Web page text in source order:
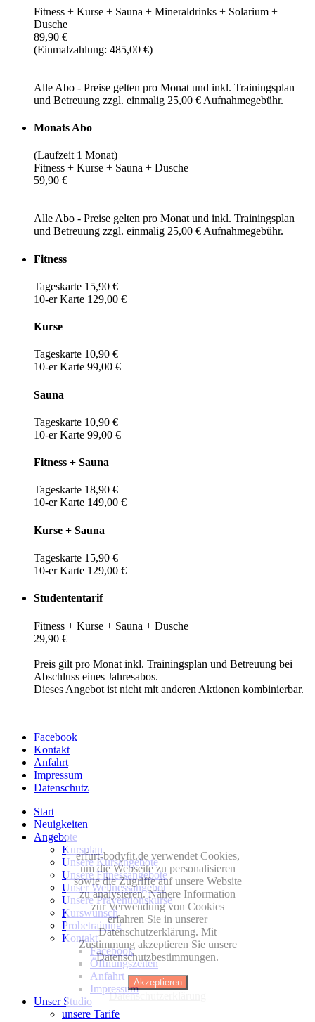
Fitness + Kurse + Sauna + Mineraldrinks + Solarium +
Dusche
89,90 €
(Einmalzahlung: 485,00 €)
Alle Abo - Preise gelten pro Monat und inkl. Trainingsplan
und Betreuung zzgl. einmalig 25,00 € Aufnahmegebühr.
Monats Abo
(Laufzeit 1 Monat)
Fitness + Kurse + Sauna + Dusche
59,90 €
Alle Abo - Preise gelten pro Monat und inkl. Trainingsplan
und Betreuung zzgl. einmalig 25,00 € Aufnahmegebühr.
Fitness
Tageskarte 15,90 €
10-er Karte 129,00 €
Kurse
Tageskarte 10,90 €
10-er Karte 99,00 €
Sauna
Tageskarte 10,90 €
10-er Karte 99,00 €
Fitness + Sauna
Tageskarte 18,90 €
10-er Karte 149,00 €
Kurse + Sauna
Tageskarte 15,90 €
10-er Karte 129,00 €
Studententarif
Fitness + Kurse + Sauna + Dusche
29,90 €
Preis gilt pro Monat inkl. Trainingsplan und Betreuung bei
Abschluss eines Jahresabos.
Dieses Angebot ist nicht mit anderen Aktionen kombinierbar.
Facebook
Kontakt
Anfahrt
Impressum
Datenschutz
Start
Neuigkeiten
Angebote
Kursplan
Unsere Kursangebote
Unsere Fitnessangebote
Unser Wellnessangebot
Unsere Präventionskurse
Kurswunsch
Probetraining
Kontakt
Facebook
Öffnungszeiten
Anfahrt
Impressum
Unser Studio
unsere Tarife
erfurt-bodyfit.de verwendet Cookies,
um die Webseite zu personalisieren
sowie die Zugriffe auf unsere Website
zu analysieren. Nähere Information
zur Verwendung von Cookies
erfahren Sie in unserer
Datenschutzerklärung. Mit
Zustimmung akzeptieren Sie unsere
Datenschutzbestimmungen.
Akzeptieren
Datenschutzerklärung